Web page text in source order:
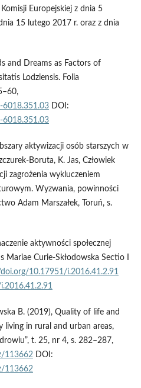
Europejskiej z dnia 5
15 lutego 2017 r. oraz z dnia
and Dreams as Factors of
Lodziensis. Folia
DOI:
aktywizacji osób starszych w
K. Jas, Człowiek
zagrożenia wykluczeniem
Wyzwania, powinności
Adam Marszałek, Toruń, s.
aktywności społecznej
Curie‑Skłodowska Sectio I
10.17951/i.2016.41.2.91
B. (2019), Quality of life and
living in rural and urban areas,
t. 25, nr 4, s. 282–287,
113662DOI:
113662